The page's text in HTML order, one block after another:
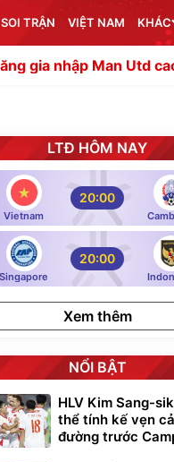
SOI TRẬN VIỆT NAM KHÁC
Man Utd cao nhất
LTĐ HÔM NAY
Vietnam
20:00
Singapore
20:00
Xem thêm
NỔI BẬT
HLV Kim Sang-
thể tính kế vẹn
đường trước